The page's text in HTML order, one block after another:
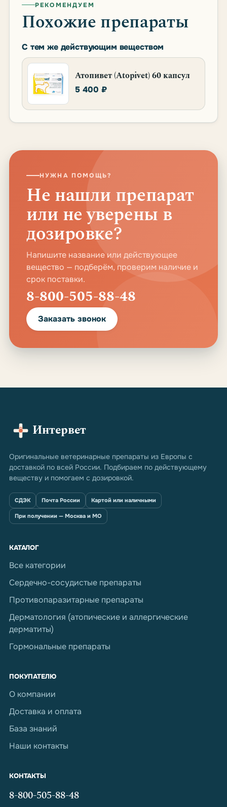
РЕКОМЕНДУЕМ
Похожие препараты
С тем же действующим веществом
Атопивет (Atopivet) 60 капсул
5 400 ₽
НУЖНА ПОМОЩЬ?
Не нашли препарат
или не уверены в
дозировке?
Напишите название или действующее
вещество — подберём, проверим наличие и
срок поставки.
8-800-505-88-48
Заказать звонок
Интервет
Оригинальные ветеринарные препараты из Европы с
доставкой по всей России. Подбираем по действующему
веществу и помогаем с дозировкой.
СДЭК Почта России Картой или наличными
При получении — Москва и МО
КАТАЛОГ
Все категории
Сердечно-сосудистые препараты
Противопаразитарные препараты
Дерматология (атопические и аллергические
дерматиты)
Гормональные препараты
ПОКУПАТЕЛЮ
О компании
Доставка и оплата
База знаний
Наши контакты
КОНТАКТЫ
8-800-505-88-48